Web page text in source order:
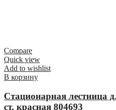
Compare
Quick view
Add to wishlist
В корзину
Стационарная лестница
ст. красная 804693